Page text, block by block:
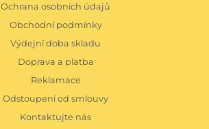
Ochrana osobních údajů
Obchodní podmínky
Výdejní doba skladu
Doprava a platba
Reklamace
Odstoupení od smlouvy
Kontaktujte nás